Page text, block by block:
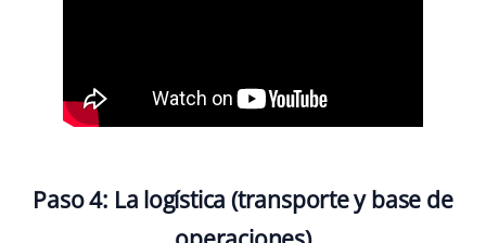
Paso 4: La logística (transporte y base de